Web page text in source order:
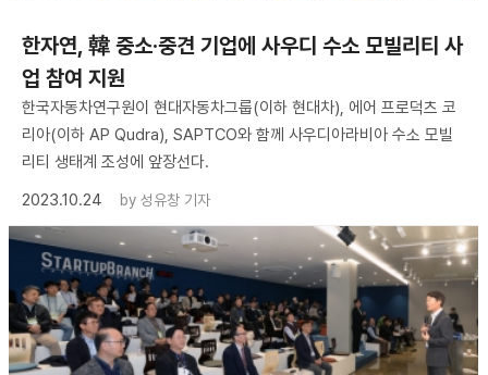
한자연, 韓 중소·중견 기업에 사우디 수소 모빌리티 사
업 참여 지원
한국자동차연구원이 현대자동차그룹(이하 현대차), 에어 프로덕츠 코
리아(이하 AP Qudra), SAPTCO와 함께 사우디아라비아 수소 모빌
리티 생태계 조성에 앞장선다.
2023.10.24
by 성유창 기자